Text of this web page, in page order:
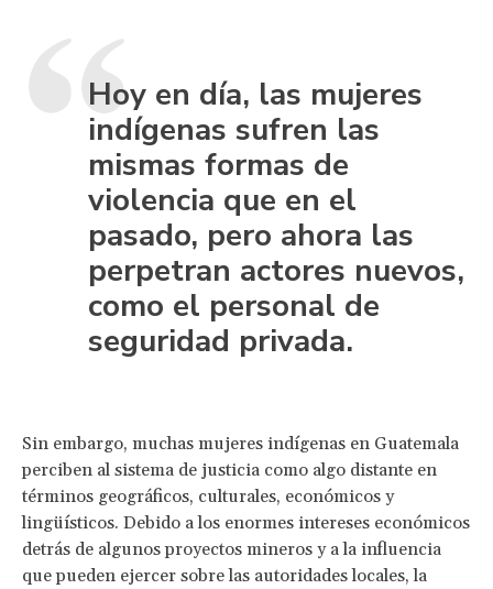
Hoy en día, las mujeres
indígenas sufren las
mismas formas de
violencia que en el
pasado, pero ahora las
perpetran actores nuevos,
como el personal de
seguridad privada.
Sin embargo, muchas mujeres indígenas en Guatemala
perciben al sistema de justicia como algo distante en
términos geográficos, culturales, económicos y
lingüísticos. Debido a los enormes intereses económicos
detrás de algunos proyectos mineros y a la influencia
que pueden ejercer sobre las autoridades locales, la